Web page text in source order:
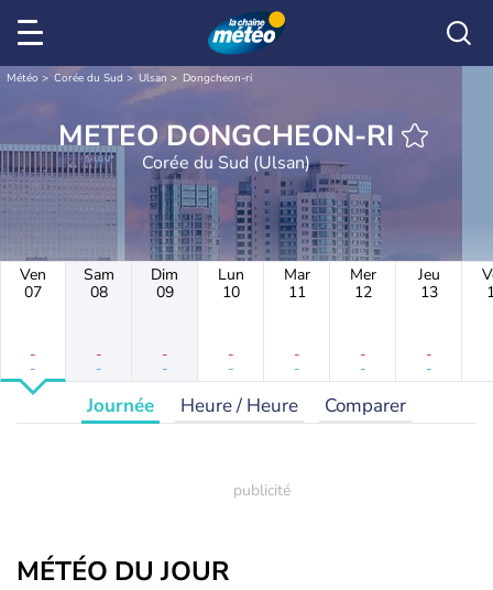
Météo Corée du Sud Ulsan Dongcheon-ri
METEO DONGCHEON-RI
Corée du Sud (Ulsan)
Ven
07
-
-
Sam
08
-
-
Dim
09
-
-
Lun
10
-
-
Mar
11
-
-
Mer
12
-
-
Jeu
13
-
-
Journée Heure / Heure Comparer
MÉTÉO DU JOUR